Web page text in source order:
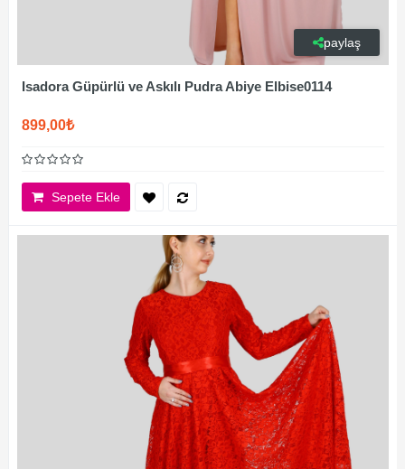
paylaş
Isadora Güpürlü ve Askılı Pudra Abiye Elbise0114
899,00₺
Sepete Ekle